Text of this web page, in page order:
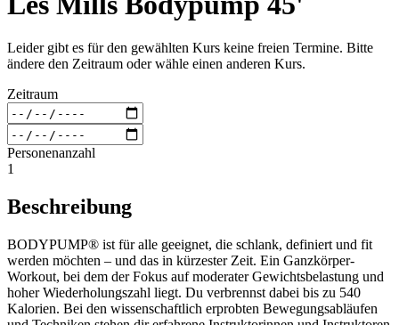
Leider gibt es für den gewählten Kurs keine freien Termine. Bitte
ändere den Zeitraum oder wähle einen anderen Kurs.
Zeitraum
Personenanzahl
1
Beschreibung
BODYPUMP® ist für alle geeignet, die schlank, definiert und fit
werden möchten – und das in kürzester Zeit. Ein Ganzkörper-
Workout, bei dem der Fokus auf moderater Gewichtsbelastung und
hoher Wiederholungszahl liegt. Du verbrennst dabei bis zu 540
Kalorien. Bei den wissenschaftlich erprobten Bewegungsabläufen